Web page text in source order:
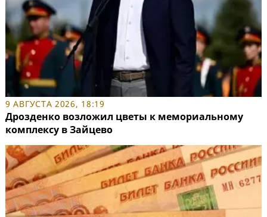
9 АВГУСТА 2026, 18:19
Дрозденко возложил цветы к мемориальному
комплексу в Зайцево